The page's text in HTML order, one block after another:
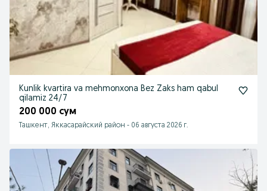
Kunlik kvartira va mehmonxona Bez Zaks ham qabul
qilamiz 24/7
200 000 сум
Ташкент, Яккасарайский район - 06 августа 2026 г.